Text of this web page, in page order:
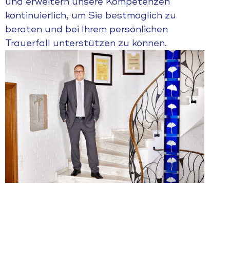
kontinuierlich, um Sie bestmöglich zu
beraten und bei Ihrem persönlichen
Trauerfall unterstützen zu können.